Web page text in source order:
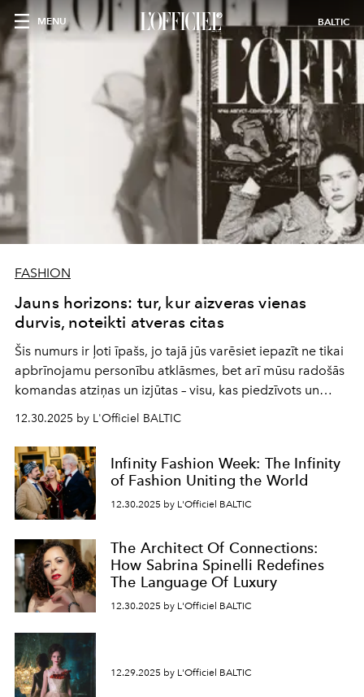
MENU BALTIC
FASHION
Jauns horizons: tur, kur aizveras vienas
durvis, noteikti atveras citas
Šis numurs ir ļoti īpašs, jo tajā jūs varēsiet iepazīt ne tikai
apbrīnojamu personību atklāsmes, bet arī mūsu radošās
komandas atziņas un izjūtas – visu, kas piedzīvots un
pārdzīvots šo gandrīz 20 gadu laikā, veidojot žurnālu.
Šajā brīdī mums svarīgi pateikties visiem, kas bija kopā
ar mums. Tās nav atvadas, bet gan cita, jauna ceļa
sākums. Ar vissirsnīgākajiem laba vēlējumiem jūsu
L’Officiel Baltic
komanda.
12.30.2025 by L'Officiel BALTIC
Infinity Fashion Week: The Infinity
of Fashion Uniting the World
12.30.2025 by L'Officiel BALTIC
The Architect Of Connections:
How Sabrina Spinelli Redefines
The Language Of Luxury
12.30.2025 by L'Officiel BALTIC
12.29.2025 by L'Officiel BALTIC